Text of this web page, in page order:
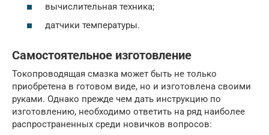
вычислительная техника;
датчики температуры.
Самостоятельное изготовление
Токопроводящая смазка может быть не только
приобретена в готовом виде, но и изготовлена своими
руками. Однако прежде чем дать инструкцию по
изготовлению, необходимо ответить на ряд наиболее
распространенных среди новичков вопросов: